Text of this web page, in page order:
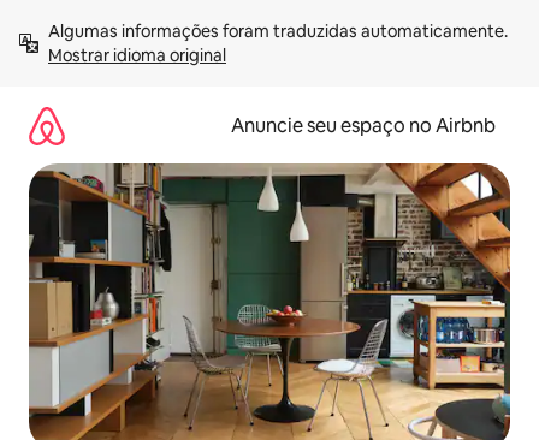
para
Mostrar idioma original
Anuncie seu espaço no Airbnb